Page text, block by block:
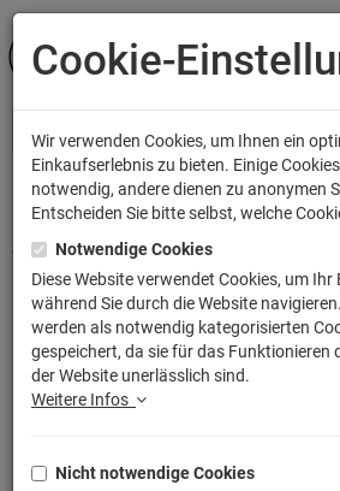
Hamburg Städte T-Shirt
Artikelnummer: TLM2407
Cookie-
Wir verwenden Cookies, um Ihnen ein
Einkaufserlebnis zu bieten. Einige
notwendig, andere dienen zu anonymen
Entscheiden Sie bitte selbst, welche
Notwendige Cookies
Diese Website verwendet Cookies, um Ihr
während Sie durch die Website
werden als notwendig kategorisierten
gespeichert, da sie für das Funktionieren
der Website unerlässlich sind.
Weitere Infos
Nicht notwendige Cookies